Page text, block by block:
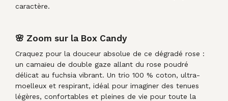
caractère.
🌸 Zoom sur la Box Candy
Craquez pour la douceur absolue de ce dégradé rose :
un camaïeu de double gaze allant du rose poudré
délicat au fuchsia vibrant. Un trio 100 % coton, ultra-
moelleux et respirant, idéal pour imaginer des tenues
légères, confortables et pleines de vie pour toute la